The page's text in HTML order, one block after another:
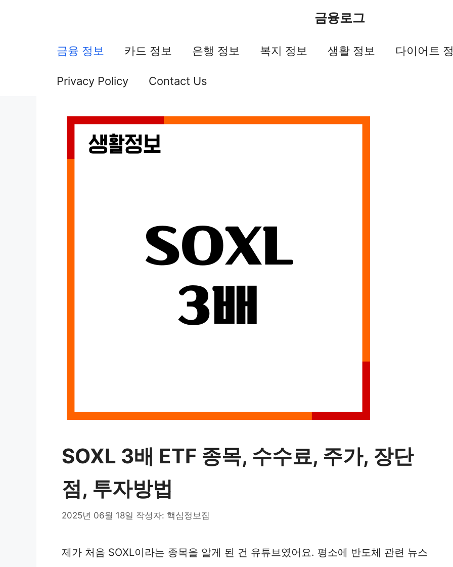
금융로그
금융 정보 카드 정보 은행 정보 복지 정보 생활 정보 다이어트
Privacy Policy Contact Us
SOXL 3배 ETF 종목, 수수료, 주가, 장단
점, 투자방법
2025년 06월 18일 작성자: 핵심정보집
제가 처음 SOXL이라는 종목을 알게 된 건 유튜브였어요. 평소에 반도체 관련 뉴스